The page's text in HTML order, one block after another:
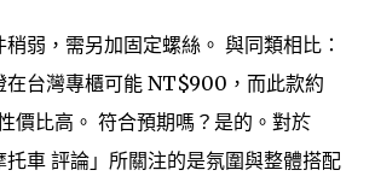
稍弱，需另加固定螺絲。 與同類相比：
在台灣專櫃可能 NT$900，而此款約
價比高。 符合預期嗎？是的。對於
托車 評論」所關注的是氛圍與整體搭配